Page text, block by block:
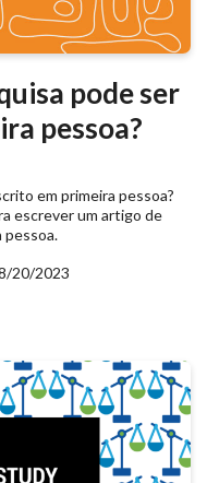
pode ser
pessoa?
em primeira pessoa?
escrever um artigo de
pessoa.
20/2023